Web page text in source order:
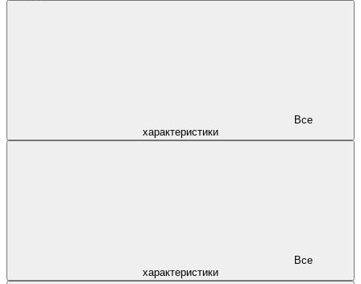
характеристики
характеристики